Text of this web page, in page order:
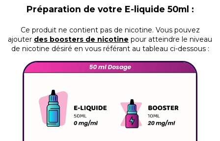
Préparation de votre E-liquide 50ml :
Ce produit ne contient pas de nicotine. Vous pouvez
ajouter des boosters de nicotine pour atteindre le niveau
de nicotine désiré en vous référant au tableau ci-dessous :